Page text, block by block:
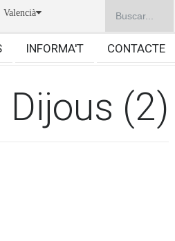
Valencià
INFORMA'T CONTACTE
(2)